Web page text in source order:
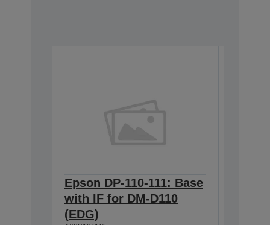
Epson DP-110-111: Base
with IF for DM-D110
(EDG)